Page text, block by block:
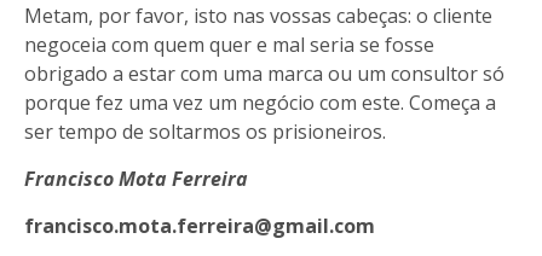
Metam, por favor, isto nas vossas cabeças: o cliente
negoceia com quem quer e mal seria se fosse
obrigado a estar com uma marca ou um consultor só
porque fez uma vez um negócio com este. Começa a
ser tempo de soltarmos os prisioneiros.
Francisco Mota Ferreira
francisco.mota.ferreira@gmail.com